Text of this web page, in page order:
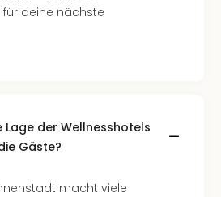
deine nächste
Lage der Wellnesshotels
Gäste?
macht viele